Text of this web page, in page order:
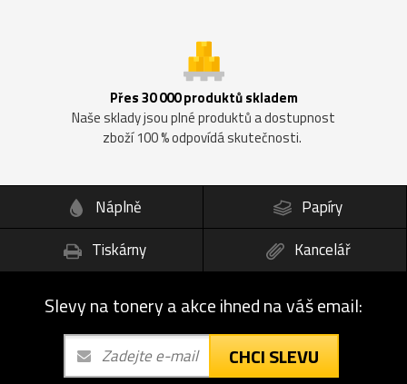
Přes 30 000 produktů skladem
Naše sklady jsou plné produktů a dostupnost
zboží 100 % odpovídá skutečnosti.
Náplně
Papíry
Tiskárny
Kancelář
Slevy na tonery a akce ihned na váš email:
CHCI SLEVU